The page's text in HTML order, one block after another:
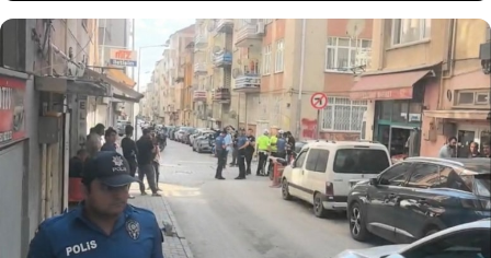
Elazığ'da minibüsün çarptığı 2
yaşındaki çocuk yaşamını
yitirdi.